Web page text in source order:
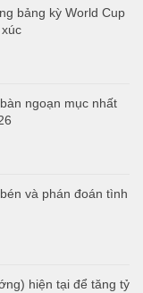
bảng kỳ World Cup
ngoạn mục nhất
và phán đoán tình
hiện tại để tăng tỷ